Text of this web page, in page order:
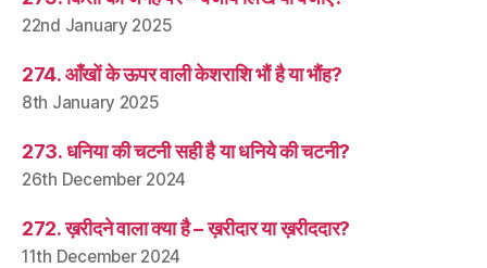
22nd January 2025
274. आँखों के ऊपर वाली केशराशि भौं है या भौंह?
8th January 2025
273. धनिया की चटनी सही है या धनिये की चटनी?
26th December 2024
272. ख़रीदने वाला क्या है – ख़रीदार या ख़रीददार?
11th December 2024